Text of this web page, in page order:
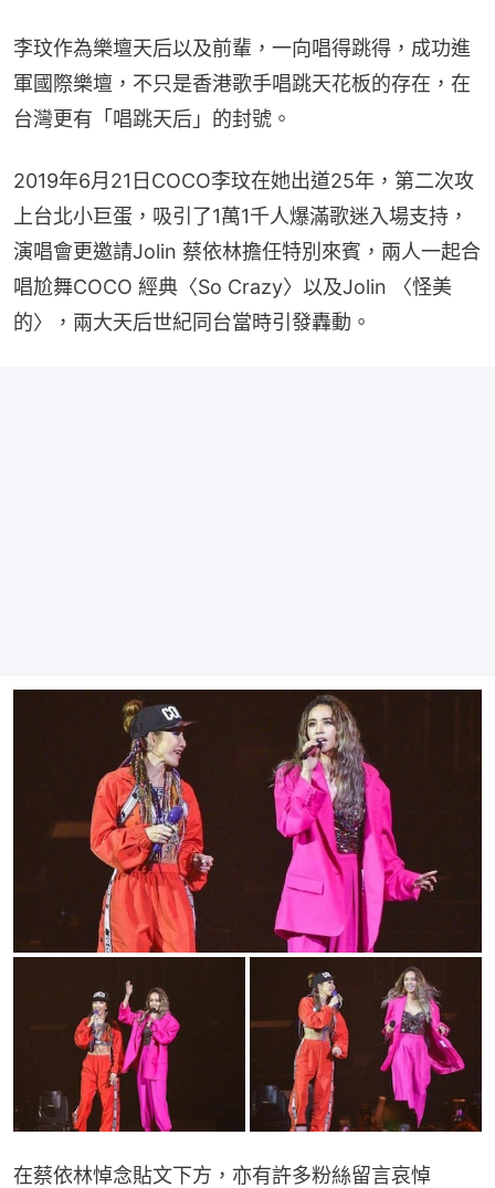
李玟作為樂壇天后以及前輩，一向唱得跳得，成功進
軍國際樂壇，不只是香港歌手唱跳天花板的存在，在
台灣更有「唱跳天后」的封號。
2019年6月21日COCO李玟在她出道25年，第二次攻
上台北小巨蛋，吸引了1萬1千人爆滿歌迷入場支持，
演唱會更邀請Jolin 蔡依林擔任特別來賓，兩人一起合
唱尬舞COCO 經典〈So Crazy〉以及Jolin 〈怪美
的〉，兩大天后世紀同台當時引發轟動。
在蔡依林悼念貼文下方，亦有許多粉絲留言哀悼